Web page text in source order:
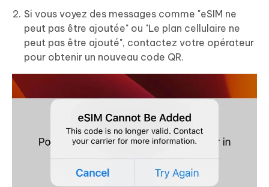
Si vous voyez des messages comme "eSIM ne
peut pas être ajoutée" ou "Le plan cellulaire ne
peut pas être ajouté", contactez votre opérateur
pour obtenir un nouveau code QR.